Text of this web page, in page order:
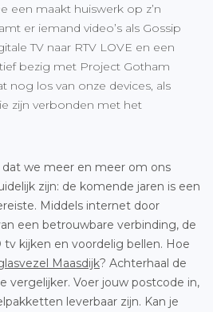
een maakt huiswerk op z’n
er iemand video’s als Gossip
TV naar RTV LOVE en een
bezig met Project Gotham
nog los van onze devices, als
zijn verbonden met het
dat we meer en meer om ons
zijn: de komende jaren is een
Middels internet door
een betrouwbare verbinding, de
kijken en voordelig bellen. Hoe
Maasdijk? Achterhaal de
vergelijker. Voer jouw postcode in,
leverbaar zijn. Kan je